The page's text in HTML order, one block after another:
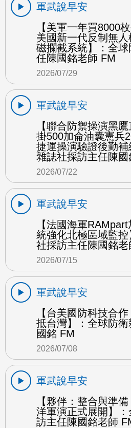
軍武說早安
【美軍一年買8000
美國新一代反制無
磁攔截系統】：全
任陳國銘老師 FM
2026/07/29
軍武說早安
【聯合防禦操演黑
掛500加侖油囊憲兵
捷運操演驗證後勤
雜誌社採訪主任陳國
2026/07/22
軍武說早安
【法國海軍
統強化北極區域監
社採訪主任陳國銘老
2026/07/15
軍武說早安
【台美國防科技合
抵台灣】：全球防
國銘 FM
2026/07/08
軍武說早安
【夥伴：整合與準
洋軍演正式展開】
訪主任陳國銘老師